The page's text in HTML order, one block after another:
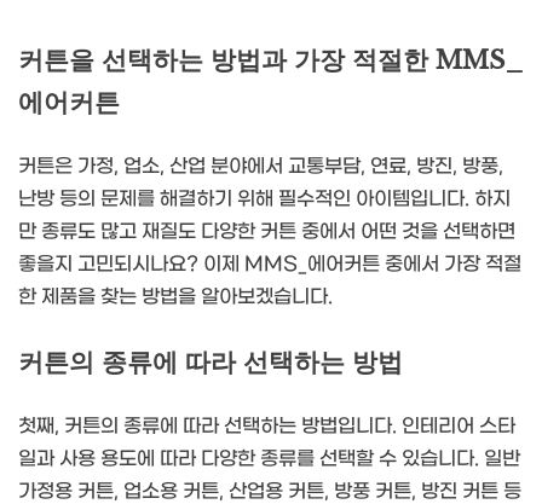
커튼을 선택하는 방법과 가장 적절한 MMS_
에어커튼
커튼은 가정, 업소, 산업 분야에서 교통부담, 연료, 방진, 방풍,
난방 등의 문제를 해결하기 위해 필수적인 아이템입니다. 하지
만 종류도 많고 재질도 다양한 커튼 중에서 어떤 것을 선택하면
좋을지 고민되시나요? 이제 MMS_에어커튼 중에서 가장 적절
한 제품을 찾는 방법을 알아보겠습니다.
커튼의 종류에 따라 선택하는 방법
첫째, 커튼의 종류에 따라 선택하는 방법입니다. 인테리어 스타
일과 사용 용도에 따라 다양한 종류를 선택할 수 있습니다. 일반
가정용 커튼, 업소용 커튼, 산업용 커튼, 방풍 커튼, 방진 커튼 등